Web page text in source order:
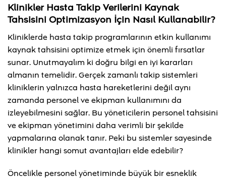
Klinikler Hasta Takip Verilerini Kaynak
Tahsisini Optimizasyon İçin Nasıl Kullanabilir?
Kliniklerde hasta takip programlarının etkin kullanımı
kaynak tahsisini optimize etmek için önemli fırsatlar
sunar. Unutmayalım ki doğru bilgi en iyi kararları
almanın temelidir. Gerçek zamanlı takip sistemleri
kliniklerin yalnızca hasta hareketlerini değil aynı
zamanda personel ve ekipman kullanımını da
izleyebilmesini sağlar. Bu yöneticilerin personel tahsisini
ve ekipman yönetimini daha verimli bir şekilde
yapmalarına olanak tanır. Peki bu sistemler sayesinde
klinikler hangi somut avantajları elde edebilir?
Öncelikle personel yönetiminde büyük bir esneklik